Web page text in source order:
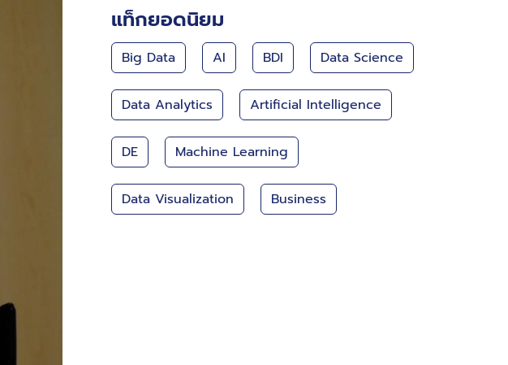
แท็กยอดนิยม
Big Data AI BDI Data Science
Data Analytics Artificial Intelligence
DE Machine Learning
Data Visualization Business